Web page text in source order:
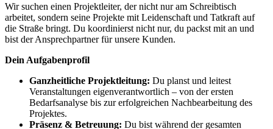
Wir suchen einen Projektleiter, der nicht nur am Schreibtisch
arbeitet, sondern seine Projekte mit Leidenschaft und Tatkraft auf
die Straße bringt. Du koordinierst nicht nur, du packst mit an und
bist der Ansprechpartner für unsere Kunden.
Dein Aufgabenprofil
Ganzheitliche Projektleitung: Du planst und leitest
Veranstaltungen eigenverantwortlich – von der ersten
Bedarfsanalyse bis zur erfolgreichen Nachbearbeitung des
Projektes.
Präsenz & Betreuung: Du bist während der gesamten